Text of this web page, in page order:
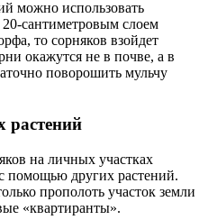
можно использовать
сантиметровым слоем
то сорняков взойдет
окажутся не в почве, а в
поворошить мульчу
растений
на личных участках
помощью других растений.
прополоть участок земли
«квартиранты».